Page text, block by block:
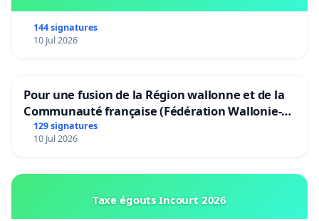
144 signatures
10 Jul 2026
Pour une fusion de la Région wallonne et de la
Communauté française (Fédération Wallonie-
Bruxelles)
129 signatures
10 Jul 2026
Taxe égouts Incourt 2026